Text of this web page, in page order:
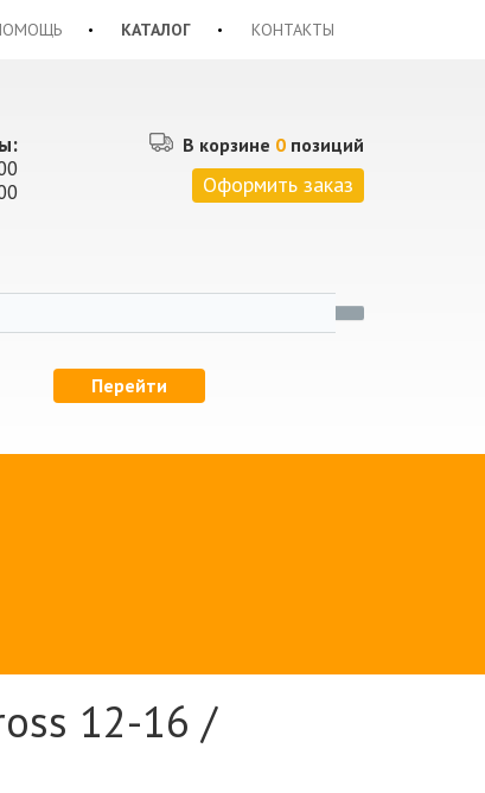
КАТАЛОГ КОНТАКТЫ
В корзине 0 позиций
Оформить заказ
Перейти
12-16 /